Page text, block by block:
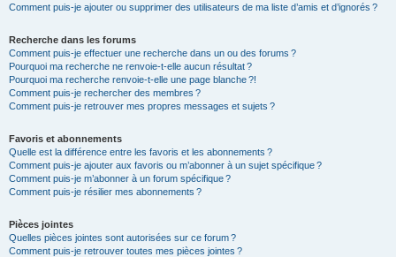
Comment puis-je ajouter ou supprimer des utilisateurs de ma liste d’amis et d’ignorés ?
Recherche dans les forums
Comment puis-je effectuer une recherche dans un ou des forums ?
Pourquoi ma recherche ne renvoie-t-elle aucun résultat ?
Pourquoi ma recherche renvoie-t-elle une page blanche ?!
Comment puis-je rechercher des membres ?
Comment puis-je retrouver mes propres messages et sujets ?
Favoris et abonnements
Quelle est la différence entre les favoris et les abonnements ?
Comment puis-je ajouter aux favoris ou m’abonner à un sujet spécifique ?
Comment puis-je m’abonner à un forum spécifique ?
Comment puis-je résilier mes abonnements ?
Pièces jointes
Quelles pièces jointes sont autorisées sur ce forum ?
Comment puis-je retrouver toutes mes pièces jointes ?